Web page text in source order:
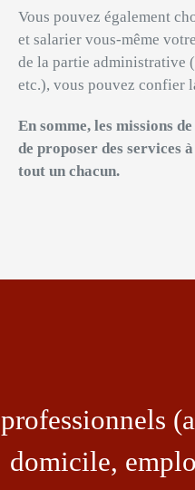
Vous pouvez également
et salarier vous-même
de la partie administrative
etc.), vous pouvez confier
En somme, les missions
de proposer des services
tout un chacun.
professionnels
domicile,